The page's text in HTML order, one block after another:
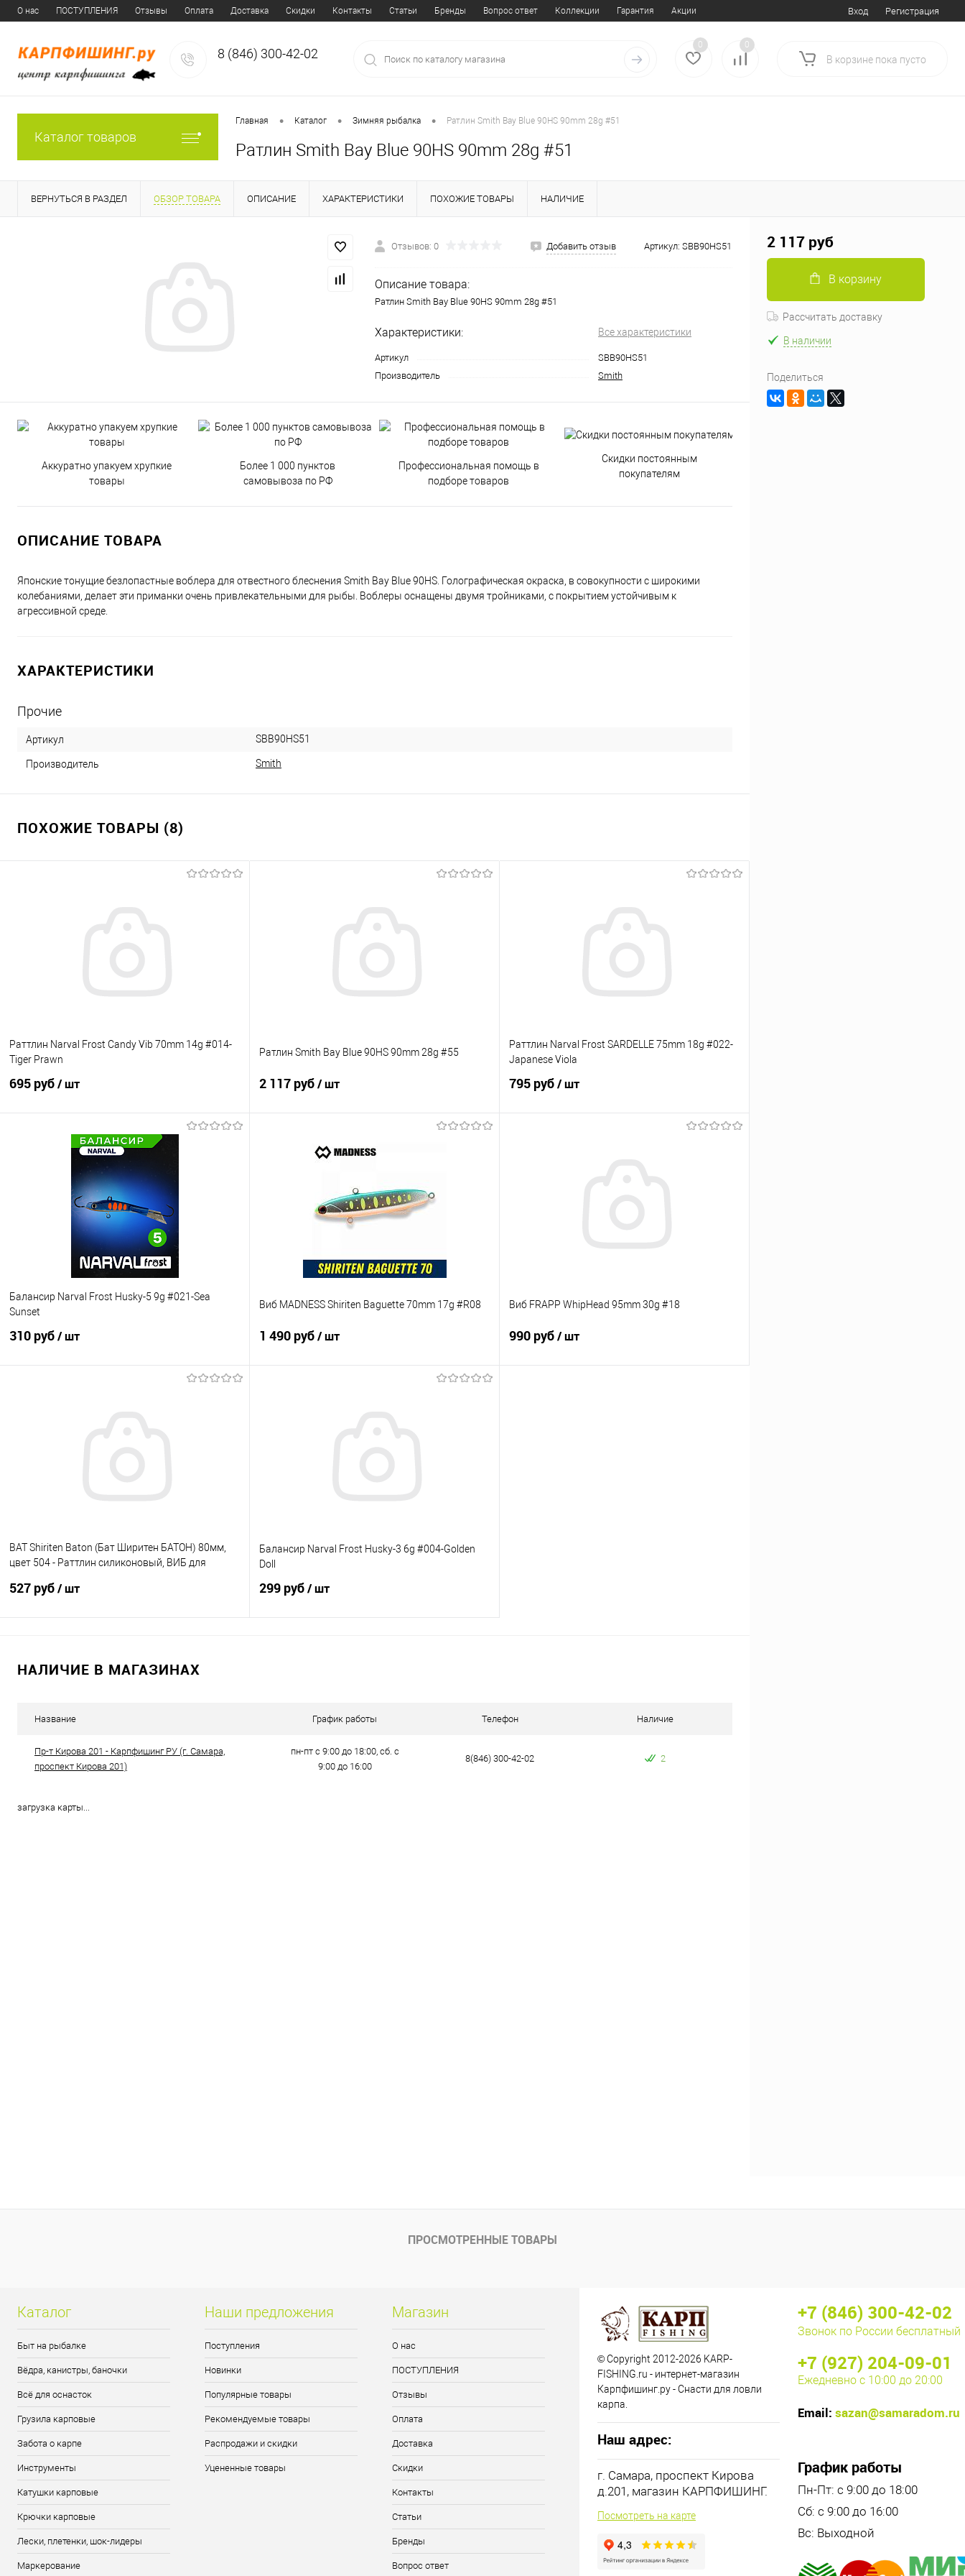
О нас ПОСТУПЛЕНИЯ Отзывы Оплата Доставка Скидки Контакты Статьи Бренды Вопрос ответ Коллекции Гарантия Акции Вход Регистрация
8 (846) 300-42-02
0 0
В корзине пока пусто
Каталог товаров
Главная • Каталог • Зимняя рыбалка • Ратлин Smith Bay Blue 90HS 90mm 28g #51
Ратлин Smith Bay Blue 90HS 90mm 28g #51
ВЕРНУТЬСЯ В РАЗДЕЛ ОБЗОР ТОВАРА ОПИСАНИЕ ХАРАКТЕРИСТИКИ ПОХОЖИЕ ТОВАРЫ НАЛИЧИЕ
Отзывов: 0 Добавить отзыв Артикул: SBB90HS51
Описание товара:
Ратлин Smith Bay Blue 90HS 90mm 28g #51
Характеристики: Все характеристики
Артикул
SBB90HS51
Производитель
Smith
Аккуратно упакуем хрупкие
товары
Более 1 000 пунктов
самовывоза по РФ
Профессиональная помощь в
подборе товаров
Скидки постоянным
покупателям
ОПИСАНИЕ ТОВАРА
Японские тонущие безлопастные воблера для отвестного блеснения Smith Bay Blue 90HS. Голографическая окраска, в совокупности с широкими
колебаниями, делает эти приманки очень привлекательными для рыбы. Воблеры оснащены двумя тройниками, с покрытием устойчивым к
агрессивной среде.
ХАРАКТЕРИСТИКИ
Прочие
Артикул SBB90HS51
Производитель Smith
ПОХОЖИЕ ТОВАРЫ (8)
Раттлин Narval Frost Candy Vib 70mm 14g #014-
Tiger Prawn
695 руб/ шт
В корзину
Купить в 1 клик
Сравнение
В избранное
В наличии
Ратлин Smith Bay Blue 90HS 90mm 28g #55
2 117 руб/ шт
В избранное
В наличии
Раттлин Narval Frost SARDELLE 75mm 18g #022-
Japanese Viola
795 руб/ шт
Балансир Narval Frost Husky-5 9g #021-Sea
Sunset
310 руб/ шт
Виб MADNESS Shiriten Baguette 70mm 17g #R08
1 490 руб/ шт
Виб FRAPP WhipHead 95mm 30g #18
990 руб/ шт
BAT Shiriten Baton (Бат Ширитен БАТОН) 80мм,
цвет 504 - Раттлин силиконовый, ВИБ для
527 руб/ шт
Балансир Narval Frost Husky-3 6g #004-Golden
Doll
299 руб/ шт
НАЛИЧИЕ В МАГАЗИНАХ
Название График работы Телефон Наличие
Пр-т Кирова 201 - Карпфишинг РУ (г. Самара,
проспект Кирова 201)
пн-пт с 9:00 до 18:00, сб. с
9:00 до 16:00
8(846) 300-42-02 2
загрузка карты...
2 117 руб
В корзину
Рассчитать доставку
В наличии
Поделиться
ПРОСМОТРЕННЫЕ ТОВАРЫ
Каталог
Быт на рыбалке
Вёдра, канистры, баночки
Всё для оснасток
Грузила карповые
Забота о карпе
Инструменты
Катушки карповые
Крючки карповые
Лески, плетенки, шок-лидеры
Маркерование
Наши предложения
Поступления
Новинки
Популярные товары
Рекомендуемые товары
Распродажи и скидки
Уцененные товары
Магазин
О нас
ПОСТУПЛЕНИЯ
Отзывы
Оплата
Доставка
Скидки
Контакты
Статьи
Бренды
Вопрос ответ
© Copyright 2012-2026 KARP-
FISHING.ru - интернет-магазин
Карпфишинг.ру - Снасти для ловли
карпа.
Наш адрес:
г. Самара, проспект Кирова
д.201, магазин КАРПФИШИНГ.
Посмотреть на карте
+7 (846) 300-42-02
Звонок по России бесплатный
+7 (927) 204-09-01
Ежедневно с 10:00 до 20:00
Email: sazan@samaradom.ru
График работы
Пн-Пт: с 9:00 до 18:00
Сб: с 9:00 до 16:00
Вс: Выходной